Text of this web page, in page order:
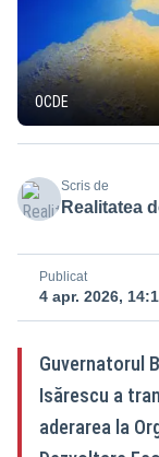
OCDE
Scris de
Realitatea
Publicat
4 apr. 2026,
Guvernatorul
Isărescu a
aderarea la